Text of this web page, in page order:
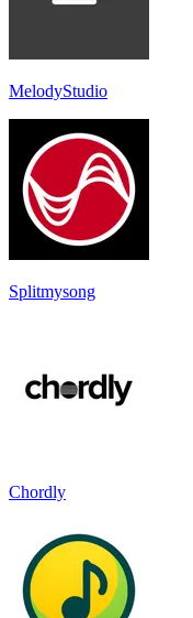
MelodyStudio
Splitmysong
Chordly